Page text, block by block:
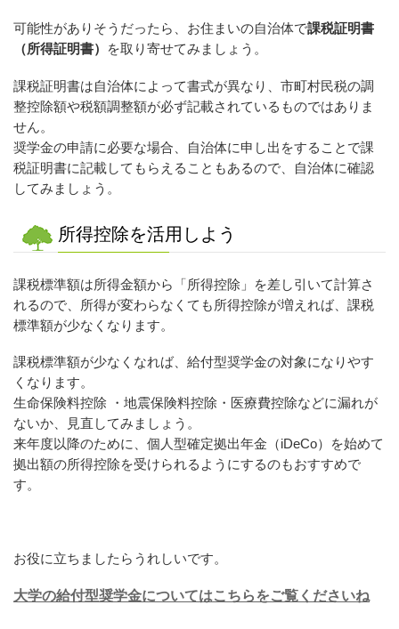
可能性がありそうだったら、お住まいの自治体で課税証明書
（所得証明書）
を取り寄せてみましょう。
課税証明書は自治体によって書式が異なり、市町村民税の調
整控除額や税額調整額が必ず記載されているものではありま
せん。
奨学金の申請に必要な場合、自治体に申し出をすることで課
税証明書に記載してもらえることもあるので、自治体に確認
してみましょう。
所得控除を活用しよう
課税標準額は所得金額から「所得控除」を差し引いて計算さ
れるので、所得が変わらなくても所得控除が増えれば、課税
標準額が少なくなります。
課税標準額が少なくなれば、給付型奨学金の対象になりやす
くなります。
生命保険料控除 ・地震保険料控除・医療費控除などに漏れが
ないか、見直してみましょう。
来年度以降のために、個人型確定拠出年金（iDeCo）を始めて
拠出額の所得控除を受けられるようにするのもおすすめで
す。
お役に立ちましたらうれしいです。
大学の給付型奨学金についてはこちらをご覧くださいね